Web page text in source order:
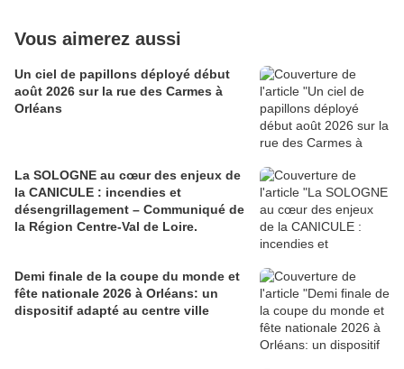
Vous aimerez aussi
Un ciel de papillons déployé début
août 2026 sur la rue des Carmes à
Orléans
La SOLOGNE au cœur des enjeux de
la CANICULE : incendies et
désengrillagement – Communiqué de
la Région Centre-Val de Loire.
Demi finale de la coupe du monde et
fête nationale 2026 à Orléans: un
dispositif adapté au centre ville